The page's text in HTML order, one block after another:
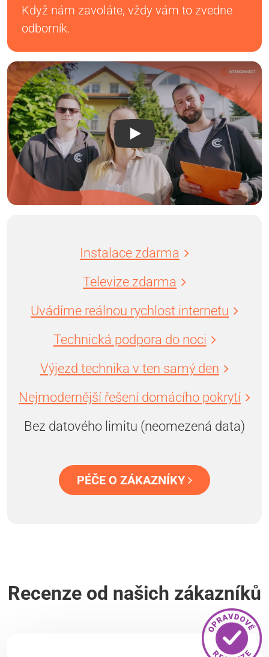
Když nám zavoláte, vždy vám to zvedne
odborník.
Instalace zdarma
Televize zdarma
Uvádíme reálnou rychlost internetu
Technická podpora do noci
Výjezd technika v ten samý den
Nejmodernější řešení domácího pokrytí
Bez datového limitu (neomezená data)
PÉČE O ZÁKAZNÍKY
Recenze od našich zákazníků